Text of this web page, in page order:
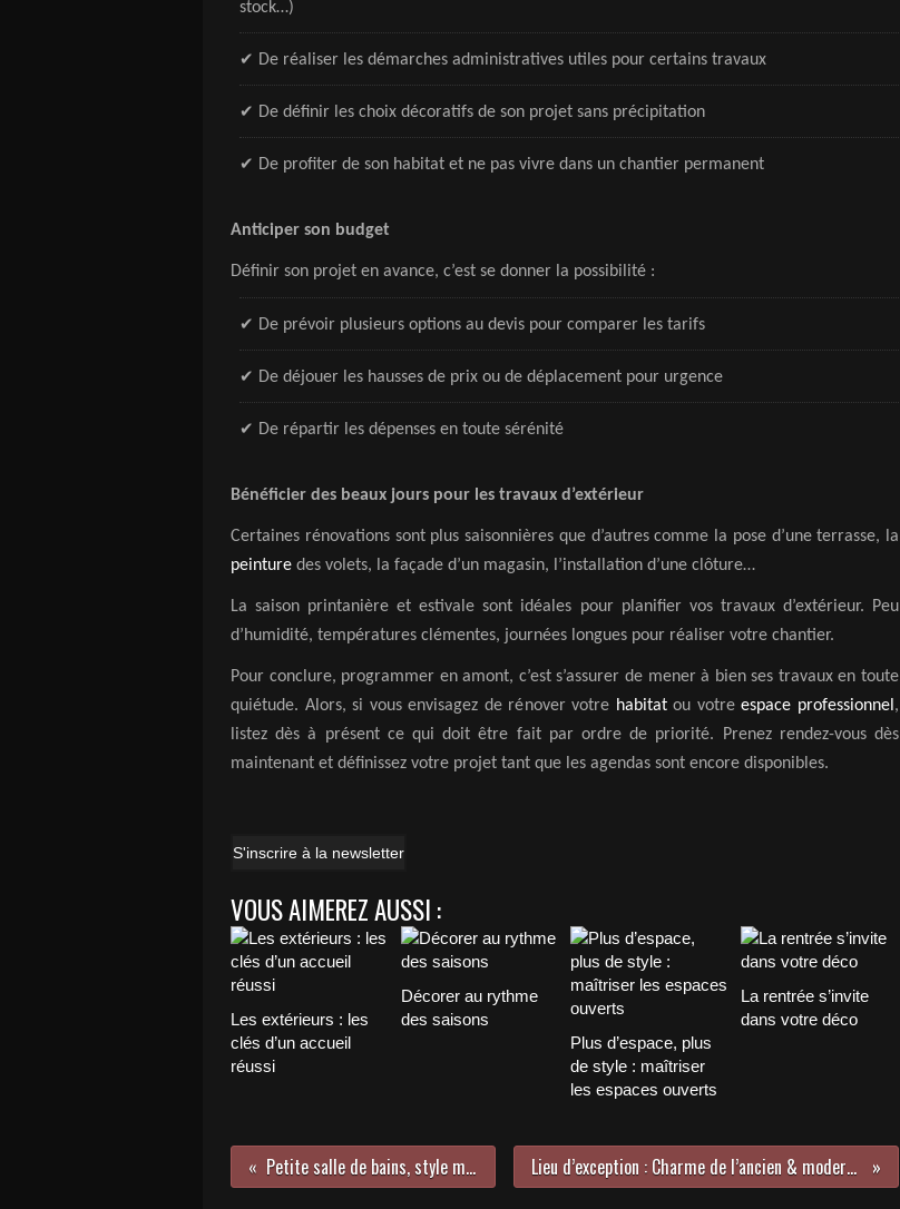
stock…)
✔ De réaliser les démarches administratives utiles pour certains travaux
✔ De définir les choix décoratifs de son projet sans précipitation
✔ De profiter de son habitat et ne pas vivre dans un chantier permanent
Anticiper son budget
Définir son projet en avance, c’est se donner la possibilité :
✔ De prévoir plusieurs options au devis pour comparer les tarifs
✔ De déjouer les hausses de prix ou de déplacement pour urgence
✔ De répartir les dépenses en toute sérénité
Bénéficier des beaux jours pour les travaux d’extérieur
Certaines rénovations sont plus saisonnières que d’autres comme la pose d’une terrasse, la
peinture des volets, la façade d’un magasin, l’installation d’une clôture…
La saison printanière et estivale sont idéales pour planifier vos travaux d’extérieur. Peu
d’humidité, températures clémentes, journées longues pour réaliser votre chantier.
Pour conclure, programmer en amont, c’est s’assurer de mener à bien ses travaux en toute
quiétude. Alors, si vous envisagez de rénover votre habitatou votreespace professionnel ,
listez dès à présent ce qui doit être fait par ordre de priorité. Prenez rendez-vous dès
maintenant et définissez votre projet tant que les agendas sont encore disponibles.
S'inscrire à la newsletter
VOUS AIMEREZ AUSSI :
Les extérieurs : les
clés d’un accueil
réussi
Décorer au rythme
des saisons
Plus d’espace, plus
de style : maîtriser
les espaces ouverts
La rentrée s’invite
dans votre déco
Petite salle de bains, style maxi Lieu d’exception : Charme de l’ancien & modernité